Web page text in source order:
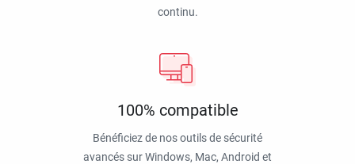
continu.
100% compatible
Bénéficiez de nos outils de sécurité
avancés sur Windows, Mac, Android et